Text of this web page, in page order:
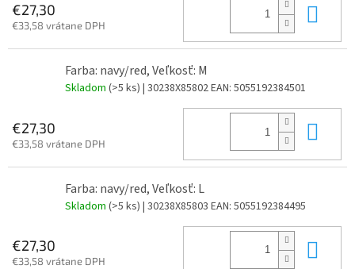
€27,30
€33,58 vrátane DPH
Farba: navy/red, Veľkosť: M
Skladom (>5 ks) | 30238X85802EAN: 5055192384501
€27,30
€33,58 vrátane DPH
Farba: navy/red, Veľkosť: L
Skladom (>5 ks) | 30238X85803 EAN: 5055192384495
€27,30
€33,58 vrátane DPH